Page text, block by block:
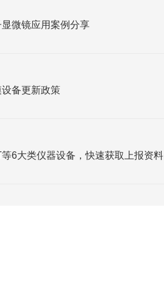
微镜应用案例分享
设备更新政策
6大类仪器设备，快速获取上报资料